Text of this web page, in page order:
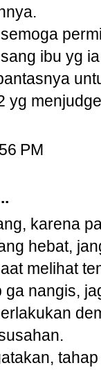
ibu yg
yg
PM
karena
hebat,
melihat
ga nangis,